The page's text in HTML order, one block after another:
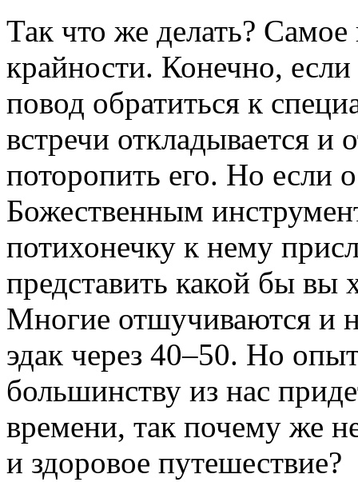
Так что же делать? Самое
крайности. Конечно, если
повод обратиться к
встречи откладывается и
поторопить его. Но если
Божественным
потихонечку к нему
представить какой бы вы
Многие отшучиваются и
эдак через 40–50. Но
большинству из нас
времени, так почему же
и здоровое путешествие?